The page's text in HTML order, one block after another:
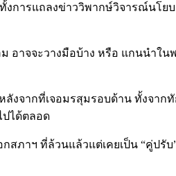
การแถลงข่าววิพากษ์วิจารณ์นโ
จจะวางมือบ้าง หรือ แกนนำใน
งจากที่เจอมรสุมรอบด้าน ทั้งจา
ปได้ตลอด
ภาฯ ที่ล้วนแล้วแต่เคยเป็น “คู่ป